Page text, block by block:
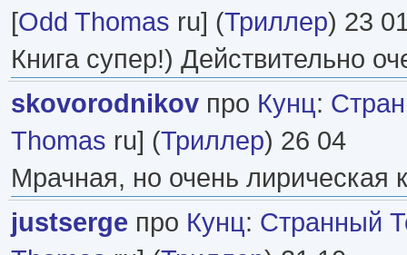
[Odd Thomas ru] (Триллер) 23
Книга супер!) Действительно
skovorodnikov про Кунц:
Thomas ru] (Триллер) 26 04
Мрачная, но очень лирическая
justserge про Кунц: Странный